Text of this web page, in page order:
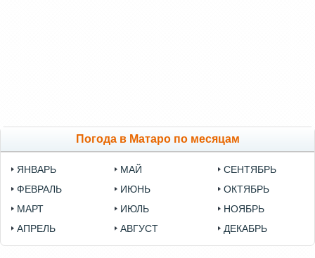
Погода в Матаро по месяцам
ЯНВАРЬ
ФЕВРАЛЬ
МАРТ
АПРЕЛЬ
МАЙ
ИЮНЬ
ИЮЛЬ
АВГУСТ
СЕНТЯБРЬ
ОКТЯБРЬ
НОЯБРЬ
ДЕКАБРЬ